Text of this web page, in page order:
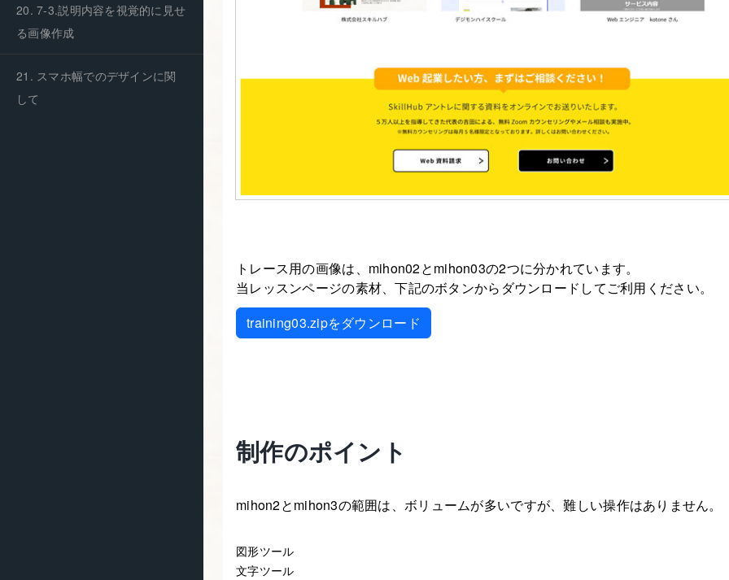
20. 7-3.説明内容を視覚的に見せ
る画像作成
21. スマホ幅でのデザインに関
して
トレース用の画像は、mihon02とmihon03の2つに分かれています。
当レッスンページの素材、下記のボタンからダウンロードしてご利用ください。
training03.zipをダウンロード
制作のポイント
mihon2とmihon3の範囲は、ボリュームが多いですが、難しい操作はありません。
図形ツール
文字ツール